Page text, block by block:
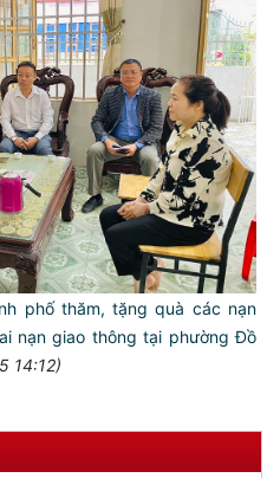
phố thăm, tặng quà các nạn
nạn giao thông tại phường Đồ
14:12)
CÁCH
CÁCH MỆNH LÀ:
LIÊM, CHÍNH
THÀNH